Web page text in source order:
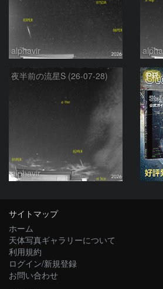
alphavir
夜半前の流星S (26-07-28)
alphavir
PR
サイトマップ
ホーム
天体写真ギャラリーについて
利用規約
ログイン/新規登録
お問い合わせ